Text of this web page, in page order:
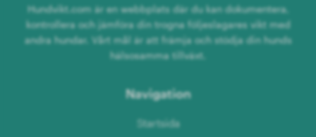
Hundvikt.com är en webbplats där du kan dokumentera,
kontrollera och jämföra din trogna följeslagares vikt med
andra hundar. Vårt mål är att främja och stödja din hunds
hälsosamma tillväxt.
Navigation
Startsida